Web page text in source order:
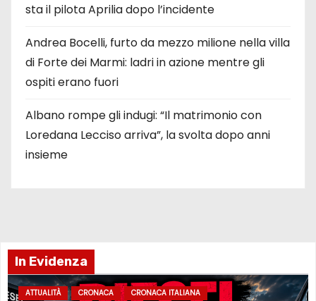
sta il pilota Aprilia dopo l’incidente
Andrea Bocelli, furto da mezzo milione nella villa
di Forte dei Marmi: ladri in azione mentre gli
ospiti erano fuori
Albano rompe gli indugi: “Il matrimonio con
Loredana Lecciso arriva”, la svolta dopo anni
insieme
In Evidenza
ATTUALITÀ CRONACA CRONACA ITALIANA